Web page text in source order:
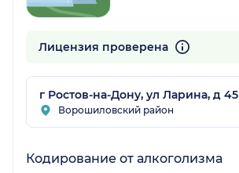
Лицензия проверена
г Ростов-на-Дону, ул Ларина, д 45
Ворошиловский район
Кодирование от алкоголизма